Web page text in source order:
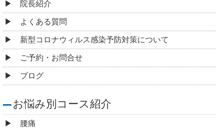
院長紹介
よくある質問
新型コロナウィルス感染予防対策について
ご予約・お問合せ
ブログ
お悩み別コース紹介
腰痛